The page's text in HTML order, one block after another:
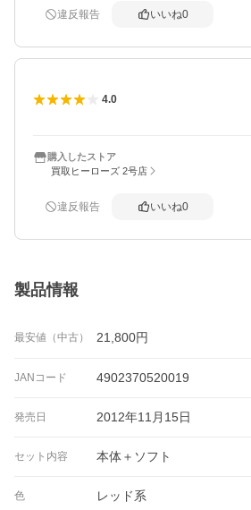
違反報告 いいね0
4.0
購入したストア
買取ヒーローズ 2号店
違反報告 いいね0
製品情報
最安値（中古） 21,800円
JANコード 4902370520019
発売日 2012年11月15日
セット内容 本体＋ソフト
色 レッド系